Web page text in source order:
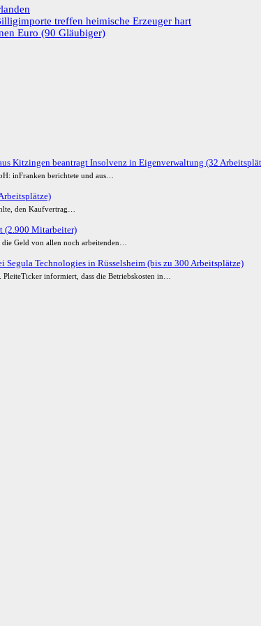
treffen heimische Erzeuger hart
Euro (90 Gläubiger)
Kitzingen beantragt Insolvenz in Eigenverwaltung (32
inFranken berichtete und aus…
den Kaufvertrag…
(2.900 Mitarbeiter)
Geld von allen noch arbeitenden…
Segula Technologies in Rüsselsheim (bis zu 300 Arbeitsplätze)
informiert, dass die Betriebskosten in…